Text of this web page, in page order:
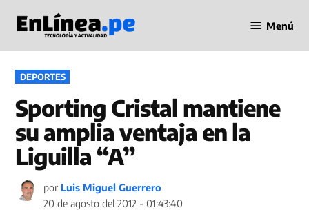
contenido
en Línea
Menú
PUBLICADO
EN
DEPORTES
Sporting Cristal mantiene
su amplia ventaja en la
Liguilla “A”
por Luis Miguel Guerrero
20 de agosto del 2012 - 01:43:40